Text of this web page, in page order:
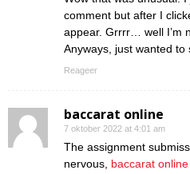
comment but after I
appear. Grrrr… well I’m
Anyways, just wanted to
Reageer
baccarat online
7 oktober 2022 at 4:01 am
The assignment
nervous, baccarat online